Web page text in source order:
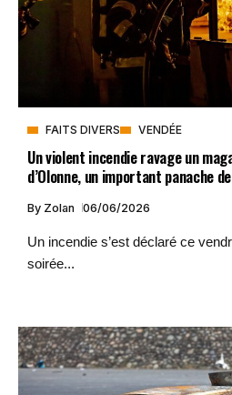
FAITS DIVERS VENDÉE
Un violent incendie ravage un
d’Olonne, un important panache
By Zolan 06/06/2026
Un incendie s’est déclaré ce
soirée...